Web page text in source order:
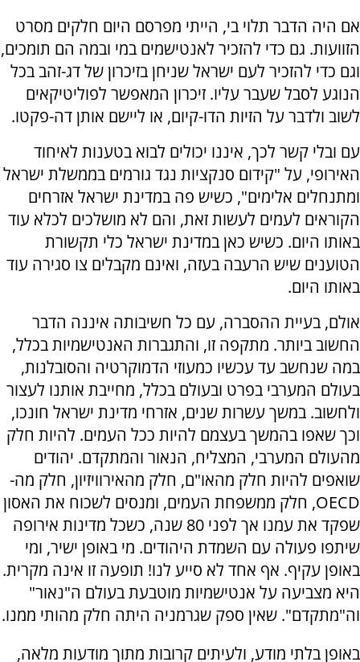
אם היה הדבר תלוי בי, הייתי מפרסם היום חלקים מסרט
הזוועות. גם כדי להזכיר לאנטישמים במי ובמה הם תומכים,
וגם כדי להזכיר לעם ישראל שניחן בזיכרון של דג-זהב בכל
הנוגע לסבל שעבר עליו. זיכרון המאפשר לפוליטיקאים
לשוב ולדבר על הזיות הדו-קיום, או ליישם אותן דה-פקטו.
עם ובלי קשר לכך, איננו יכולים לבוא בטענות לאיחוד
האירופי, על "קידום סנקציות נגד גורמים בממשלת ישראל
ומתנחלים אלימים", כשיש פה במדינת ישראל אזרחים
הקוראים לעמים לעשות זאת, והם לא מושלכים לכלא עוד
באותו היום. כשיש כאן במדינת ישראל כלי תקשורת
הטוענים שיש הרעבה בעזה, ואינם מקבלים צו סגירה עוד
באותו היום.
אולם, בעיית ההסברה, עם כל חשיבותה איננה הדבר
החשוב ביותר. מתקפה זו, והתגברות האנטישמיות בכלל,
במה שנחשב עד עכשיו כמעוזי הדמוקרטיה והסובלנות,
בעולם המערבי בפרט ובעולם בכלל, מחייבת אותנו לעצור
ולחשוב. במשך עשרות שנים, אזרחי מדינת ישראל חונכו,
וכך שאפו בהמשך בעצמם להיות ככל העמים. להיות חלק
מהעולם המערבי, המצליח, הנאור והמתקדם. יהודים
שואפים להיות חלק מהאו"ם, חלק מהאירוויזיון, חלק מה-
OECD, חלק ממשפחת העמים, ומנסים לשכוח את האסון
שפקד את עמנו אך לפני 80 שנה, כשכל מדינות אירופה
שיתפו פעולה עם השמדת היהודים. מי באופן ישיר, ומי
באופן עקיף. אף אחד לא סייע לנו! תופעה זו אינה מקרית.
היא מצביעה על אנטישמיות מוטבעת בעולם ה"נאור"
וה"מתקדם". שאין ספק שגרמניה היתה חלק מהותי ממנו.
באופן בלתי מודע, ולעיתים קרובות מתוך מודעות מלאה,